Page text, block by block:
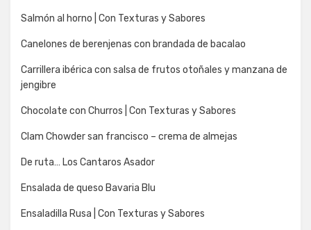
Salmón al horno | Con Texturas y Sabores
Canelones de berenjenas con brandada de bacalao
Carrillera ibérica con salsa de frutos otoñales y manzana de
jengibre
Chocolate con Churros | Con Texturas y Sabores
Clam Chowder san francisco – crema de almejas
De ruta… Los Cantaros Asador
Ensalada de queso Bavaria Blu
Ensaladilla Rusa | Con Texturas y Sabores